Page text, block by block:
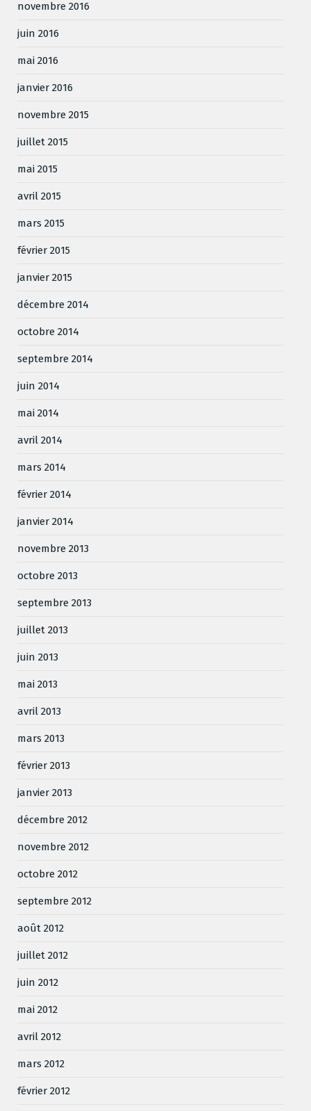
novembre 2016
juin 2016
mai 2016
janvier 2016
novembre 2015
juillet 2015
mai 2015
avril 2015
mars 2015
février 2015
janvier 2015
décembre 2014
octobre 2014
septembre 2014
juin 2014
mai 2014
avril 2014
mars 2014
février 2014
janvier 2014
novembre 2013
octobre 2013
septembre 2013
juillet 2013
juin 2013
mai 2013
avril 2013
mars 2013
février 2013
janvier 2013
décembre 2012
novembre 2012
octobre 2012
septembre 2012
août 2012
juillet 2012
juin 2012
mai 2012
avril 2012
mars 2012
février 2012